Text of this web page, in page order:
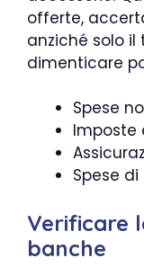
offerte,
anziché solo il
dimenticare
Spese
Imposte
Spese
Verificare
banche